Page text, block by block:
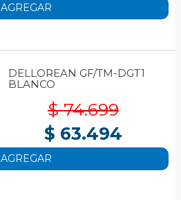
AGREGAR
DELLOREAN GF/TM-DGT1
BLANCO
$ 74.699
$ 63.494
AGREGAR